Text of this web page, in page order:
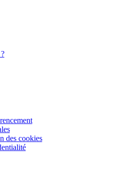
des cookies